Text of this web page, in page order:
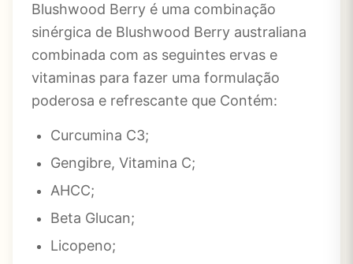
Blushwood Berry é uma combinação
sinérgica de Blushwood Berry australiana
combinada com as seguintes ervas e
vitaminas para fazer uma formulação
poderosa e refrescante que Contém:
Curcumina C3;
Gengibre, Vitamina C;
AHCC;
Beta Glucan;
Licopeno;